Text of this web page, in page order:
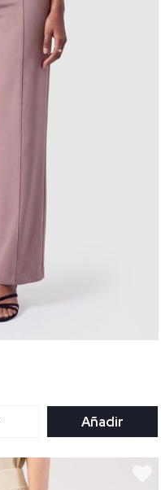
Añadir